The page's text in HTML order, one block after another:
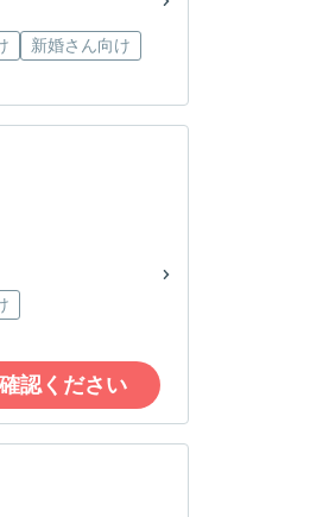
新婚さん向け
認ください